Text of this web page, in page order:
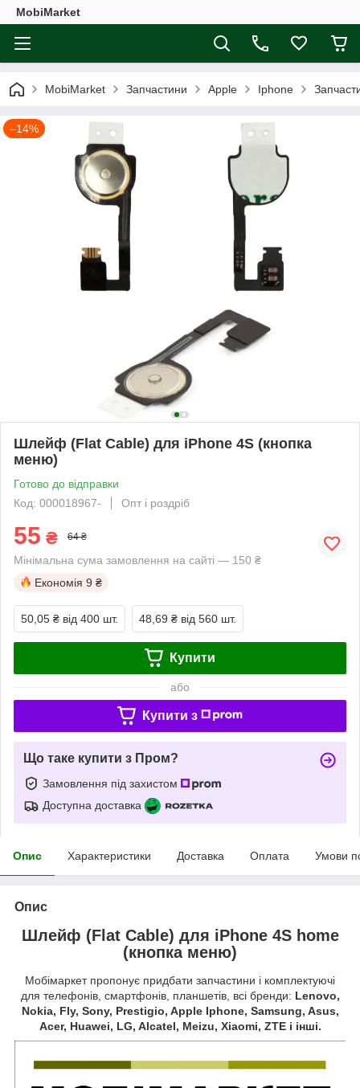
MobiMarket
MobiMarket Запчастини Apple Iphone
–14%
Шлейф (Flat Cable) для iPhone 4S (кнопка
меню)
Готово до відправки
Код: 000018967-
Опт і роздріб
55 ₴ 64 ₴
Мінімальна сума замовлення на сайті — 150 ₴
Економія 9 ₴
50,05 ₴ від 400 шт. 48,69 ₴ від 560 шт.
Купити
або
Купити з
Що таке купити з Пром?
Замовлення під захистом
Доступна доставка
Опис Характеристики Доставка Оплата Умови
Опис
Шлейф (Flat Cable) для iPhone 4S home
(кнопка меню)
Мобімаркет пропонує придбати запчастини і комплектуючі
для телефонів, смартфонів, планшетів, всі бренди: Lenovo,
Nokia, Fly, Sony, Prestigio, Apple Iphone, Samsung, Asus,
Acer, Huawei, LG, Alcatel, Meizu, Xiaomi, ZTE і інші.